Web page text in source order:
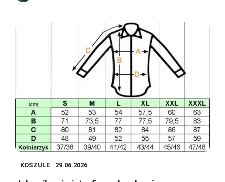
KOSZULE 29.06.2026